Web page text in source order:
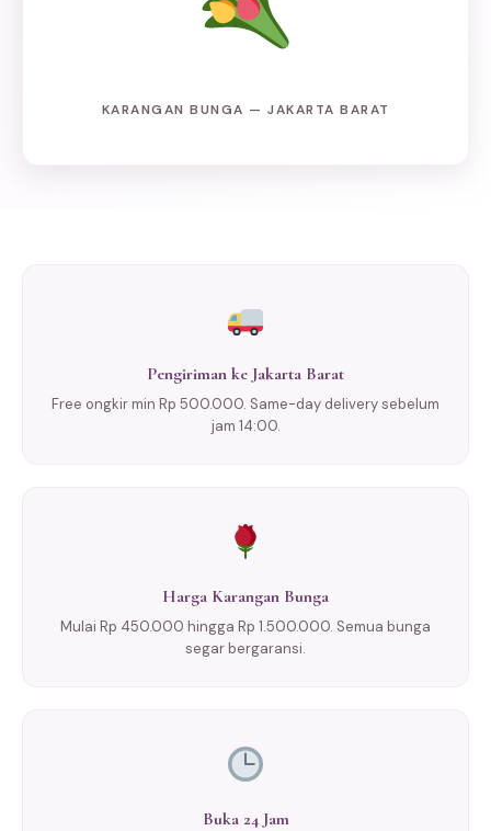
KARANGAN BUNGA — JAKARTA BARAT
Pengiriman ke Jakarta Barat
Free ongkir min Rp 500.000. Same-day delivery sebelum
jam 14:00.
Harga Karangan Bunga
Mulai Rp 450.000 hingga Rp 1.500.000. Semua bunga
segar bergaransi.
Buka 24 Jam